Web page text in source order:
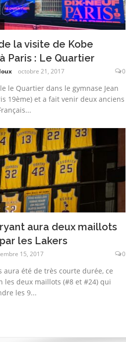
la visite de Kobe
Paris : Le Quartier
octobre 21, 2017 0
le Quartier dans le gymnase Jean
19ème) et a fait venir deux anciens
aura deux maillots
les Lakers
15, 2017 0
aura été de très courte durée, ce
les deux maillots (#8 et #24) qui
les 9...